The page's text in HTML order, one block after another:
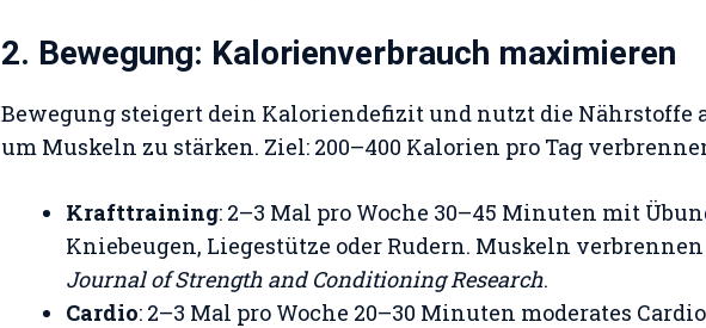
2. Bewegung: Kalorienverbrauch maximieren
Bewegung steigert dein Kaloriendefizit und nutzt die Nährstoffe
um Muskeln zu stärken. Ziel: 200–400 Kalorien pro Tag
Krafttraining: 2–3 Mal pro Woche 30–45 Minuten mit
Kniebeugen, Liegestütze oder Rudern. Muskeln
Journal of Strength and Conditioning Research.
Cardio: 2–3 Mal pro Woche 20–30 Minuten moderates